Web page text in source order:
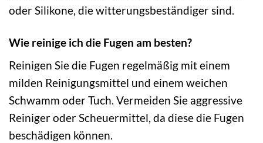
oder Silikone, die witterungsbeständiger sind.
Wie reinige ich die Fugen am besten?
Reinigen Sie die Fugen regelmäßig mit einem
milden Reinigungsmittel und einem weichen
Schwamm oder Tuch. Vermeiden Sie aggressive
Reiniger oder Scheuermittel, da diese die Fugen
beschädigen können.